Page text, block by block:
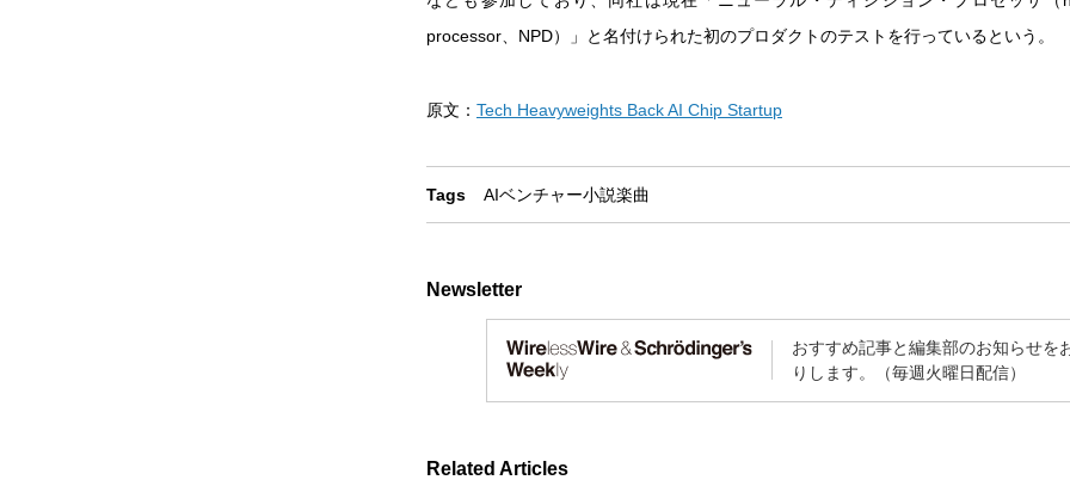
processor、NPD）」と名付けられた初のプロダクトのテストを行っているという。
原文： Tech Heavyweights Back AI Chip Startup
Tags AIベンチャー小説楽曲
Newsletter
おすすめ記事と編集部のお知らせを
りします。（毎週火曜日配信）
Related Articles